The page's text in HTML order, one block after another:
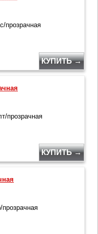
прозрачная
КУПИТЬ →
прозрачная
КУПИТЬ →